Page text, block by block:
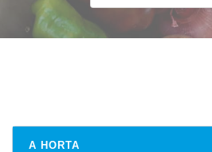
A HORTA